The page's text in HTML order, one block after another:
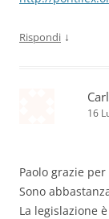
Rispondi ↓
16
Paolo grazie
Sono
La legislazione